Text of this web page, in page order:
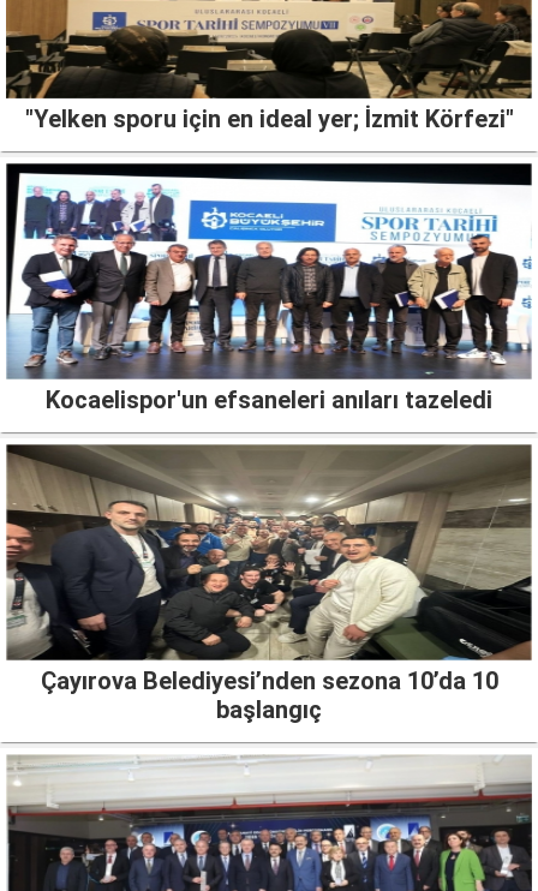
"Yelken sporu için en ideal yer; İzmit Körfezi"
Kocaelispor'un efsaneleri anıları tazeledi
Çayırova Belediyesi’nden sezona 10’da 10
başlangıç